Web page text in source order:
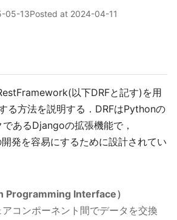
05-13Posted at 2024-04-11
以下DRFと記す)を用
る方法を説明する．DRFはPythonの
あるDjangoの拡張機能で，
発を容易にするために設計されてい
Programming Interface）
コンポーネント間でデータを交換